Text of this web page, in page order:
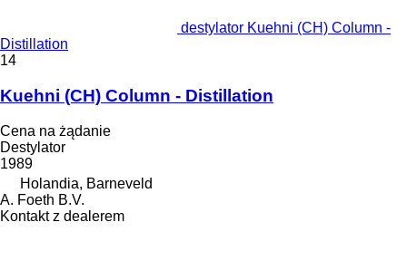
destylator Kuehni (CH) Column -
Distillation
14
Kuehni (CH) Column - Distillation
Cena na żądanie
Destylator
1989
Holandia, Barneveld
A. Foeth B.V.
Kontakt z dealerem